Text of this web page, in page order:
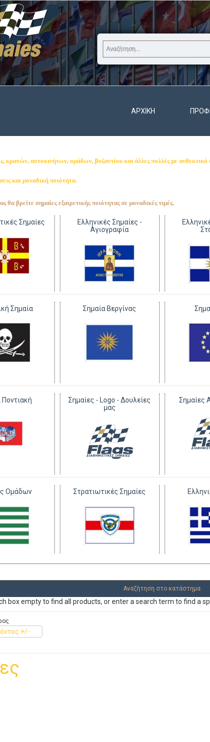
ΑΡΧΙΚΉ
κρατών, αυτοκινήτων, ομάδων, βυζαντίου και άλλες πολλέςμε
και μοναδική ποιότητα.
θα βρείτε σημαίες εξαιρετικής ποιότητας σε μοναδικές τιμές.
Σημαίες
Ελληνικές Σημαίες -
Αγιογραφία
Σημαία Σημαία Βεργίνας
Ποντιακή
Σημαίες - Logo - Δουλείες
μας
Σημαίες
Ομάδων Στρατιωτικές Σημαίες
box empty to find all products, or enter a search term to find a
+/-